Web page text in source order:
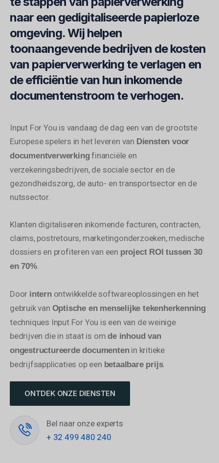
naar een gedigitaliseerde papierloze
omgeving. Wij helpen
toonaangevende bedrijven de kosten
van papierverwerking te verlagen en
de efficiëntie van hun inkomende
documentenstroom te verhogen.
Input For You is vandaag de dag een van de grootste
Europese spelers in het leveren van Diensten voor
documentverwerkingfinanciële en
verzekeringsbedrijven, de sociale sector en de
gezondheidszorg, de auto- en transportsector en de
nutssector.
Klanten digitaliseren inkomende facturen, contracten,
claims, postretours, marketingonderzoeken, medische
dossiers en profiteren van een project ROI tussen 30
en 70%.
Door internontwikkelde softwareoplossingen en het
gebruik van Optische en menselijke tekenherkenning
techniques Input For You is een van de weinige
bedrijven die in staat is omde inhoud van
ongestructureerde documentenin kritieke
bedrijfsapplicaties op een betaalbare prijs.
ONTDEK ONZE DIENSTEN
Bel naar onze experts
+ 32 499 480 240